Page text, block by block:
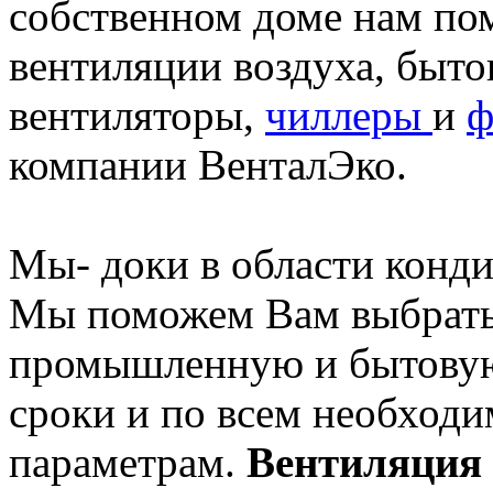
собственном доме нам
вентиляции воздуха,
вентиляторы, чиллеры и
компании ВенталЭко.
Мы- доки в области
Мы поможем Вам выбрать
промышленную и
сроки и по всем
параметрам. Вентиляция